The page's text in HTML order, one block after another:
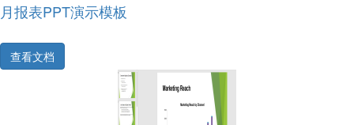
月报表PPT演示模板
查看文档